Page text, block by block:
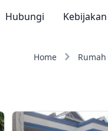
Hubungi
Home Rumah